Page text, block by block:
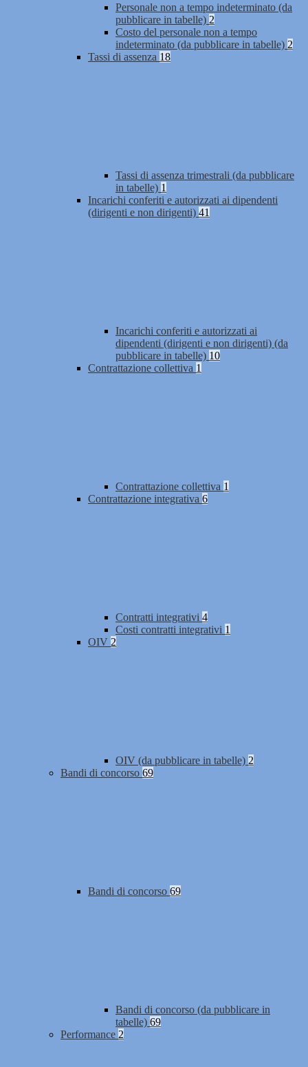
Personale non a tempo indeterminato (da
pubblicare in tabelle) 2
Costo del personale non a tempo
indeterminato (da pubblicare in tabelle) 2
Tassi di assenza 18
Tassi di assenza trimestrali (da pubblicare
in tabelle) 1
Incarichi conferiti e autorizzati ai dipendenti
(dirigenti e non dirigenti) 41
Incarichi conferiti e autorizzati ai
dipendenti (dirigenti e non dirigenti) (da
pubblicare in tabelle) 10
Contrattazione collettiva 1
Contrattazione collettiva 1
Contrattazione integrativa 6
Contratti integrativi 4
Costi contratti integrativi 1
OIV 2
OIV (da pubblicare in tabelle) 2
Bandi di concorso 69
Bandi di concorso 69
Bandi di concorso (da pubblicare in
tabelle) 69
Performance 2